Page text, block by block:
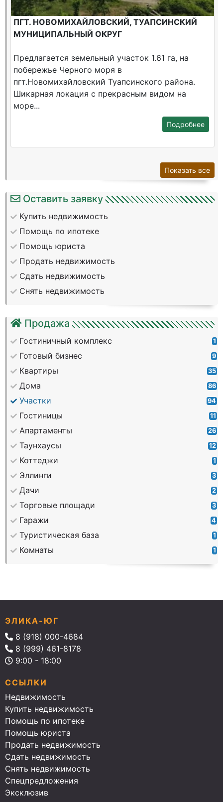
Оставить заявку
Купить недвижимость
Помощь по ипотеке
Помощь юриста
Продать недвижимость
Сдать недвижимость
Снять недвижимость
Продажа
Гостиничный комплекс 1
Готовый бизнес 9
Квартиры 35
Дома 86
Участки 94
Гостиницы 11
Апартаменты 26
Таунхаусы 12
Коттеджи 1
Эллинги 3
Дачи 2
Торговые площади 3
Гаражи 4
Туристическая база 1
Комнаты 1
ПГТ. НОВОМИХАЙЛОВСКИЙ, ТУАПСИНСКИЙ
МУНИЦИПАЛЬНЫЙ ОКРУГ
Предлагается земельный участок 1.61 га, на
побережье Черного моря в
пгт.Новомихайловский Туапсинского района.
Шикарная локация c прекрасным видом на
море...
Подробнее
Показать все
ЭЛИКА-ЮГ
8 (918) 000-4684
8 (999) 461-8178
9:00 - 18:00
ССЫЛКИ
Недвижимость
Купить недвижимость
Помощь по ипотеке
Помощь юриста
Продать недвижимость
Сдать недвижимость
Снять недвижимость
Спецпредложения
Эксклюзив